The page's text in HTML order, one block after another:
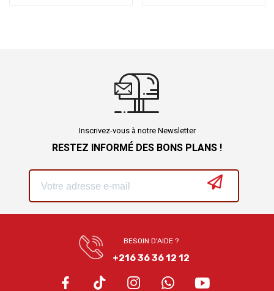
Inscrivez-vous à notre Newsletter
RESTEZ INFORMÉ DES BONS PLANS !
BESOIN D'AIDE ?
+216 36 36 12 12